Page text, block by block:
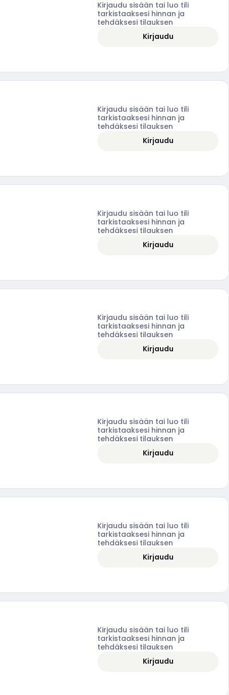
Kirjaudu sisään tai luo tili
tarkistaaksesi hinnan ja
tehdäksesi tilauksen
Kirjaudu
Kirjaudu sisään tai luo tili
tarkistaaksesi hinnan ja
tehdäksesi tilauksen
Kirjaudu
Kirjaudu sisään tai luo tili
tarkistaaksesi hinnan ja
tehdäksesi tilauksen
Kirjaudu
Kirjaudu sisään tai luo tili
tarkistaaksesi hinnan ja
tehdäksesi tilauksen
Kirjaudu
Kirjaudu sisään tai luo tili
tarkistaaksesi hinnan ja
tehdäksesi tilauksen
Kirjaudu
Kirjaudu sisään tai luo tili
tarkistaaksesi hinnan ja
tehdäksesi tilauksen
Kirjaudu
Kirjaudu sisään tai luo tili
tarkistaaksesi hinnan ja
tehdäksesi tilauksen
Kirjaudu